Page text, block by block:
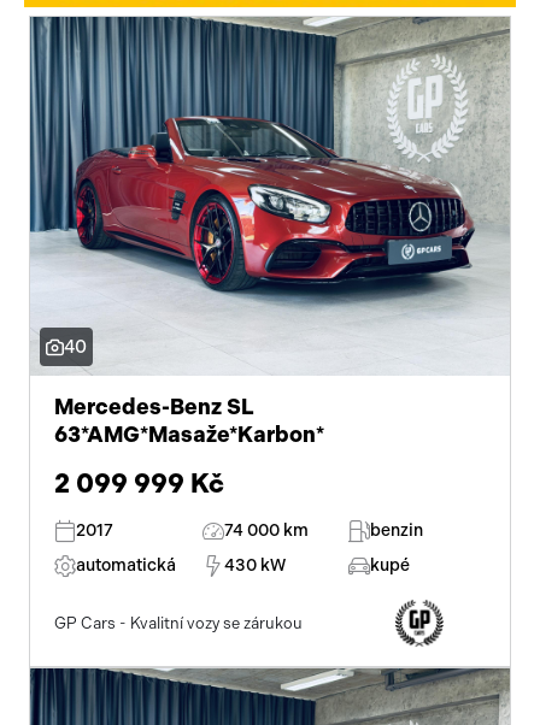
nastavitelný volant
vyhřívaná sedadla
el. seřiditelná sedadla
alu kola
el. zrcátka
el. sklopná zrcátka
senzor stěračů
el. okna
tónovaná skla
přední světla LED
parkovací senzory zadní
posilovač řízení
40
Mercedes-Benz SL
63*AMG*Masaže*Karbon*
2 099 999 Kč
2017 74 000 km
benzin
automatická
430 kW kupé
GP Cars - Kvalitní vozy se zárukou